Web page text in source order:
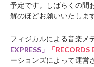
予定です。しばらくの間
解のほどお願いいたします
フィジカルによる音楽メ
EXPRESS」
「RECORDS
ーションズによって運営